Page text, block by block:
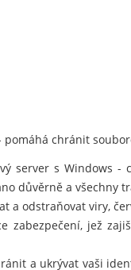
pomáhá chránit
server s Windows
důvěrně a všechny
a odstraňovat viry,
zabezpečení, jež
a ukrývat vaši